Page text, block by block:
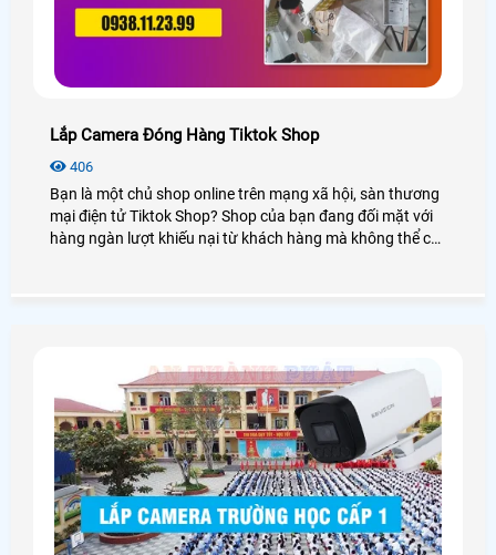
Lắp Camera Đóng Hàng Tiktok Shop
406
Bạn là một chủ shop online trên mạng xã hội, sàn thương
mại điện tử Tiktok Shop? Shop của bạn đang đối mặt với
hàng ngàn lượt khiếu nại từ khách hàng mà không thể có